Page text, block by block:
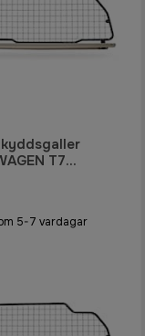
T7
5-7 vardagar